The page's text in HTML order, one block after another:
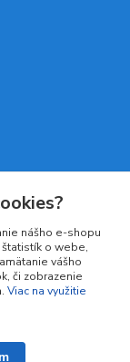
nášho e-shopu
o webe,
vášho
či zobrazenie
Viac na využitie